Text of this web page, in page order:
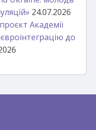
24.07.2026
Академії
до